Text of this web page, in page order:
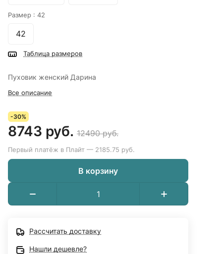
Размер : 42
42
Таблица размеров
Пуховик женский Дарина
Все описание
-30%
8743 руб. 12490 руб.
Первый платёж в Плайт — 2185.75 руб.
В корзину
Рассчитать доставку
Нашли дешевле?